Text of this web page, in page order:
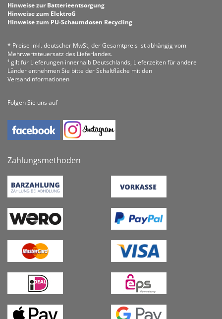
Hinweise zur Batterieentsorgung
Hinweise zum ElektroG
Hinweise zum PU-Schaumdosen Recycling
* Preise inkl. deutscher MwSt, der Gesamtpreis ist abhängig vom
Mehrwertsteuersatz des Lieferlandes.
¹ gilt für Lieferungen innerhalb Deutschlands, Lieferzeiten für andere
Länder entnehmen Sie bitte der Schaltfläche mit den
Versandinformationen
Folgen Sie uns auf
Zahlungsmethoden